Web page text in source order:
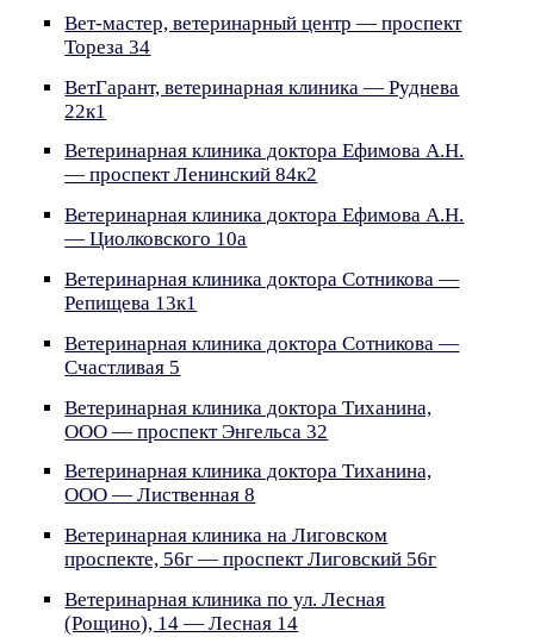
Вет-мастер, ветеринарный центр — проспект
Тореза 34
ВетГарант, ветеринарная клиника — Руднева
22к1
Ветеринарная клиника доктора Ефимова А.Н.
— проспект Ленинский 84к2
Ветеринарная клиника доктора Ефимова А.Н.
— Циолковского 10а
Ветеринарная клиника доктора Сотникова —
Репищева 13к1
Ветеринарная клиника доктора Сотникова —
Счастливая 5
Ветеринарная клиника доктора Тиханина,
ООО — проспект Энгельса 32
Ветеринарная клиника доктора Тиханина,
ООО — Лиственная 8
Ветеринарная клиника на Лиговском
проспекте, 56г — проспект Лиговский 56г
Ветеринарная клиника по ул. Лесная
(Рощино), 14 — Лесная 14